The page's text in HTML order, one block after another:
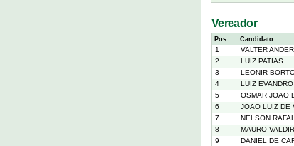
Vereador
Pos. Candidato
1 VALTER
2
LUIZ PATIAS
3
LEONIR
4
LUIZ
5
OSMAR JOAO
6
JOAO LUIZ DE
7
NELSON
8
MAURO
9
DANIEL DE